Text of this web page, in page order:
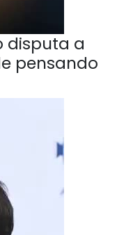
disputa a
pensando